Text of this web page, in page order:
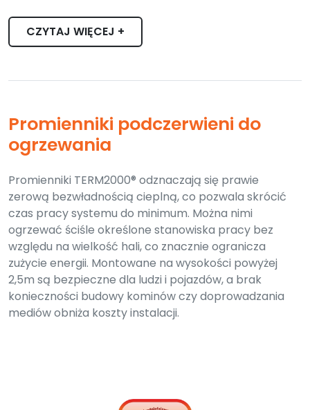
CZYTAJ WIĘCEJ +
Promienniki podczerwieni do
ogrzewania
Promienniki TERM2000® odznaczają się prawie
zerową bezwładnością cieplną, co pozwala skrócić
czas pracy systemu do minimum. Można nimi
ogrzewać ściśle określone stanowiska pracy bez
względu na wielkość hali, co znacznie ogranicza
zużycie energii. Montowane na wysokości powyżej
2,5m są bezpieczne dla ludzi i pojazdów, a brak
konieczności budowy kominów czy doprowadzania
mediów obniża koszty instalacji.